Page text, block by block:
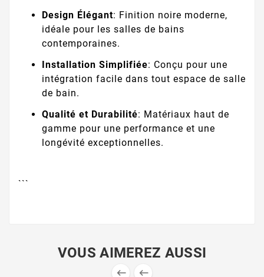
Design Élégant: Finition noire moderne,
idéale pour les salles de bains
contemporaines.
Installation Simplifiée: Conçu pour une
intégration facile dans tout espace de salle
de bain.
Qualité et Durabilité: Matériaux haut de
gamme pour une performance et une
longévité exceptionnelles.
```
VOUS AIMEREZ AUSSI
 